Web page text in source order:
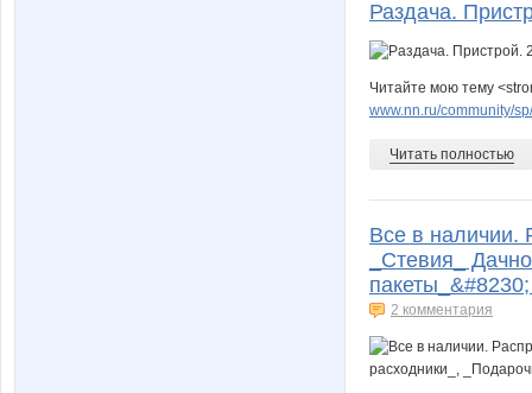
Раздача.
Читайте мою тему
www.nn.ru/community/
Читать полностью
Все в наличии.
_Стевия_
2 комментария